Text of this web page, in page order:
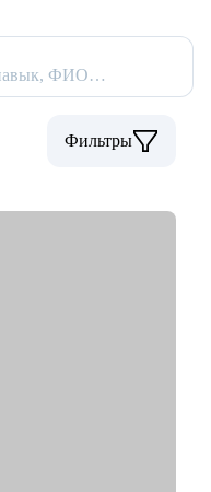
навык, ФИО…
Фильтры